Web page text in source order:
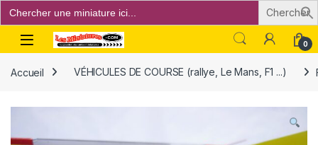
Search
for:
Open 0
Accueil VÉHICULES DE COURSE (rallye, Le Mans, F1 ...)